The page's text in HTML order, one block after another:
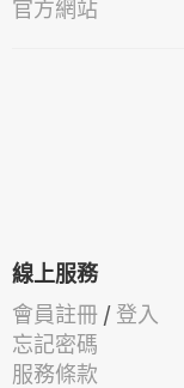
官方網站
線上服務
會員註冊 / 登入
忘記密碼
服務條款